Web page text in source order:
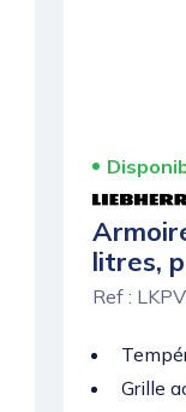
litres,
Ref :
Grille